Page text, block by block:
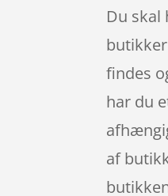
Du skal
findes
har du
af